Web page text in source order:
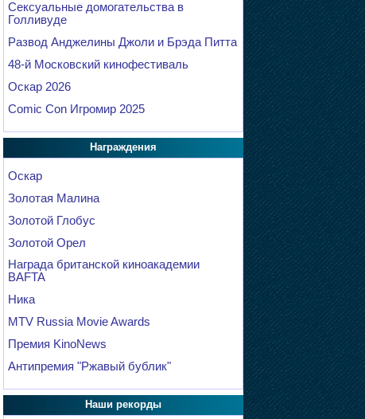
Сексуальные домогательства в
Голливуде
Развод Анджелины Джоли и Брэда Питта
48-й Московский кинофестиваль
Оскар 2026
Comic Con Игромир 2025
Награждения
Оскар
Золотая Малина
Золотой Глобус
Золотой Орел
Награда британской киноакадемии
BAFTA
Ника
MTV Russia Movie Awards
Премия KinoNews
Антипремия "Ржавый бублик"
Наши рекорды